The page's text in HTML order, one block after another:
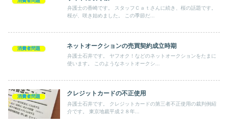
弁護士の香崎です。 スタッフＣａｔさんに続き、桜の話題です。
桜が、咲き始めました。 この季節だ...
消費者問題 ネットオークションの売買契約成立時期
弁護士石井です。 ヤフオク！などのネットオークションをたまに
使います。 このようなネットオークシ...
消費者問題 クレジットカードの不正使用
弁護士石井です。 クレジットカードの第三者不正使用の裁判例紹
介です。 東京地裁平成２８年...